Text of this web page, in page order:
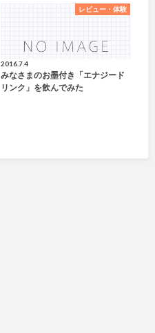
レビュー・体験
2016.7.4
みなさまのお墨付き「エナジード
リンク」を飲んでみた